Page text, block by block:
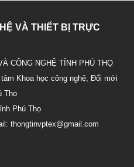
VÀ THIẾT BỊ TRỰC
CÔNG NGHỆ TỈNH PHÚ THỌ
Khoa học công nghệ, Đổi mới
Thọ
Phú Thọ
thongtinvptex@gmail.com